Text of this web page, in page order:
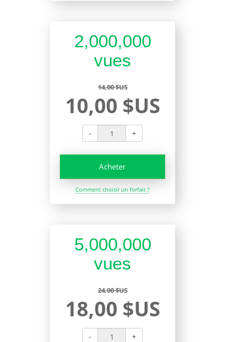
2,000,000
vues
14,00 $US
10,00 $US
- +
Acheter
Comment choisir un forfait ?
5,000,000
vues
24,00 $US
18,00 $US
- +